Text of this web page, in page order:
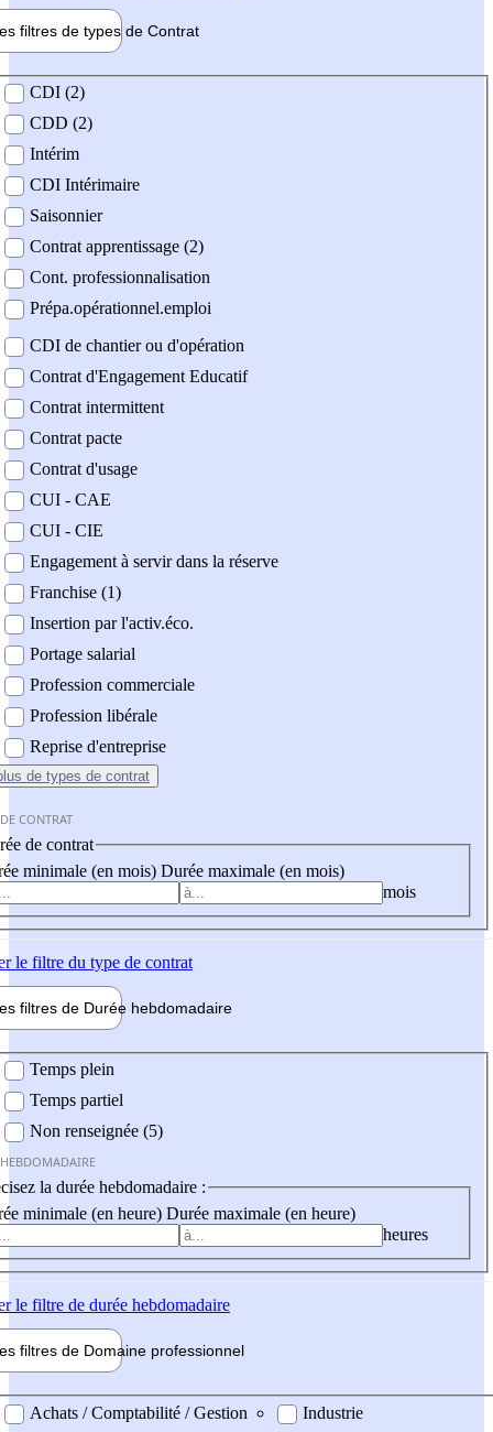
filtres de types de Contrat
contrat
CDI (2)
CDD (2)
Intérim
CDI Intérimaire
Saisonnier
Contrat apprentissage (2)
Cont. professionnalisation
Prépa.opérationnel.emploi
CDI de chantier ou d'opération
Contrat d'Engagement Educatif
Contrat intermittent
Contrat pacte
Contrat d'usage
CUI - CAE
CUI - CIE
Engagement à servir dans la réserve
Franchise (1)
Insertion par l'activ.éco.
Portage salarial
Profession commerciale
Profession libérale
Reprise d'entreprise
de types de contrat
CONTRAT
de contrat
minimale (en mois) Durée maximale (en mois)
mois
le filtre du type de contrat
filtres de Durée hebdomadaire
Temps plein
Temps partiel
Non renseignée (5)
la durée hebdomadaire :
minimale (en heure) Durée maximale (en heure)
heures
le filtre de durée hebdomadaire
filtres de Domaine professionnel
professionel
Achats / Comptabilité / Gestion
Industrie